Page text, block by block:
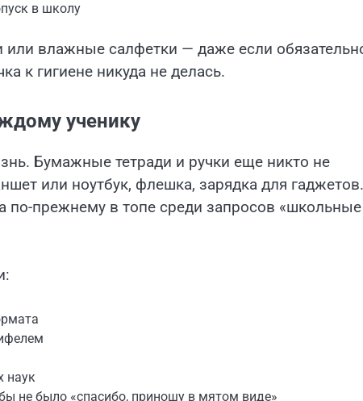
в школу
влажные салфетки — даже если
к гигиене никуда не делась.
ученику
Бумажные тетради и ручки еще никто не
или ноутбук, флешка, зарядка для
прежнему в топе среди запросов «школьные
наук
не было «спасибо, приношу в мятом виде»